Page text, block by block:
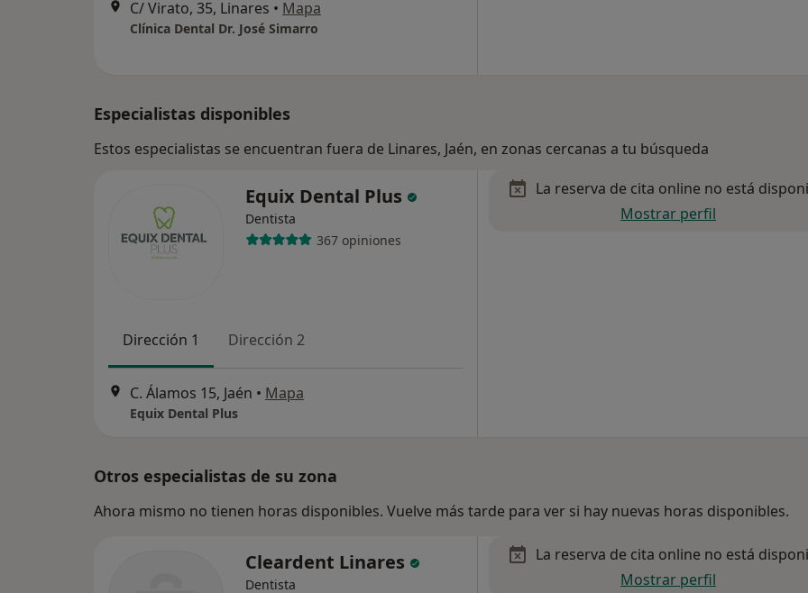
C/ Virato, 35, Linares • Mapa
Clínica Dental Dr. José Simarro
Especialistas disponibles
Estos especialistas se encuentran fuera de Linares, Jaén, en zonas cercanas a tu búsqueda
Equix Dental Plus
Dentista
367 opiniones
Dirección 1 Dirección 2
C. Álamos 15, Jaén • Mapa
Equix Dental Plus
La reserva de cita online no está
Mostrar perfil
Otros especialistas de su zona
Ahora mismo no tienen horas disponibles. Vuelve más tarde para ver si hay nuevas horas disponibles.
Cleardent Linares
Dentista
La reserva de cita online no está
Mostrar perfil